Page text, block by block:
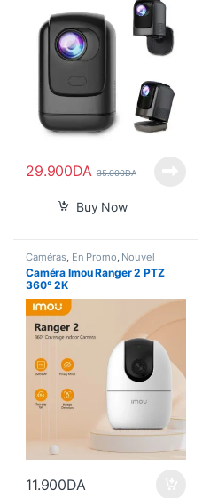
29.900DA 35.000DA
Buy Now
Caméras En Promo Nouvel
Arrivage ,Smart Home
Caméra Imou Ranger 2 PTZ
360° 2K
11.900DA